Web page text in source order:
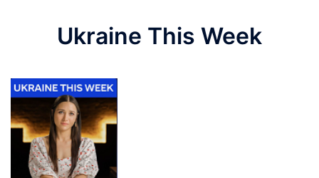
Ukraine This Week